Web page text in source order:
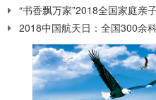
“书香飘万家”2018全国家庭亲
2018中国航天日：全国300余